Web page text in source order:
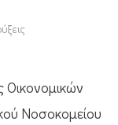
Νοσοκομείου